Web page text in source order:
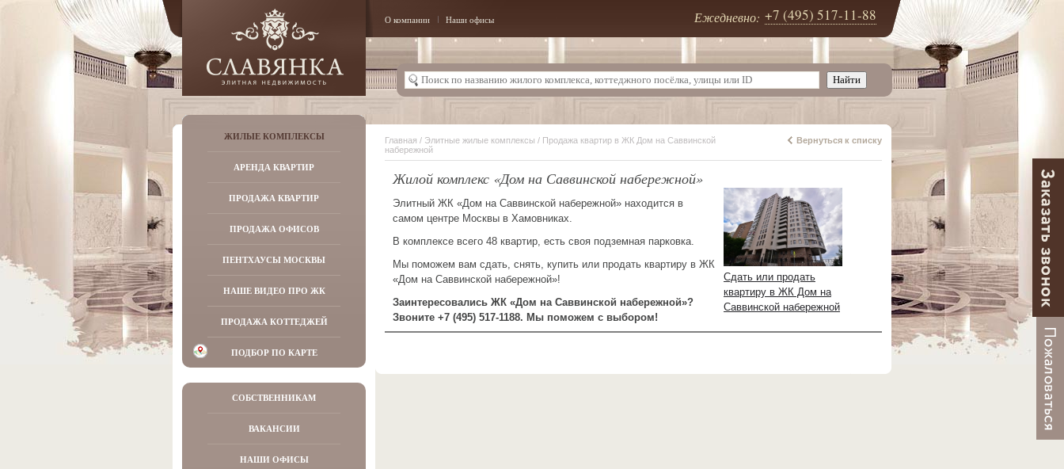
О компании Наши офисы Ежедневно: +7 (495) 517-11-88
ЖИЛЫЕ КОМПЛЕКСЫ
АРЕНДА КВАРТИР
ПРОДАЖА КВАРТИР
ПРОДАЖА ОФИСОВ
ПЕНТХАУСЫ МОСКВЫ
НАШЕ ВИДЕО ПРО ЖК
ПРОДАЖА КОТТЕДЖЕЙ
ПОДБОР ПО КАРТЕ
СОБСТВЕННИКАМ
ВАКАНСИИ
НАШИ ОФИСЫ
Главная / Элитные жилые комплексы / Продажа квартир в ЖК Дом на Саввинской
набережной
Вернуться к списку
Жилой комплекс «Дом на Саввинской набережной»
Сдать или продать
квартиру в ЖК Дом на
Саввинской набережной
Элитный ЖК «Дом на Саввинской набережной» находится в
самом центре Москвы в Хамовниках.
В комплексе всего 48 квартир, есть своя подземная парковка.
Мы поможем вам сдать, снять, купить или продать квартиру в ЖК
«Дом на Саввинской набережной»!
Заинтересовались ЖК «Дом на Саввинской набережной»?
Звоните +7 (495) 517-1188. Мы поможем с выбором!